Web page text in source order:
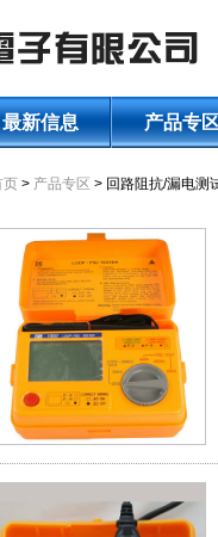
最新信息 产品专
页> 产品专区 > 回路阻抗/漏电测